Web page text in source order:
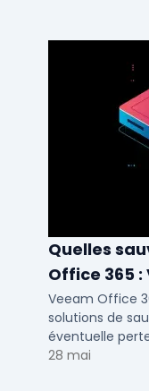
Quelles
Office 365
Netapp
Veeam Office
solutions de
éventuelle
Voici notre ...
28 mai